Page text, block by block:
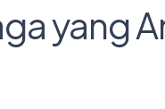
yang